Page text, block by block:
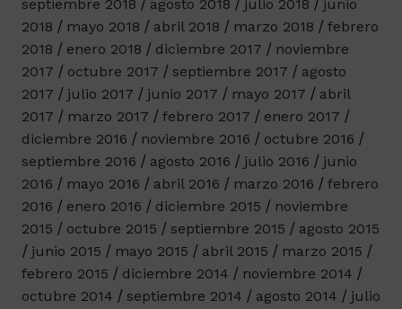
septiembre 2018
agosto 2018 julio 2018
junio
2018
mayo 2018 abril 2018 marzo 2018
febrero
2018
enero 2018 diciembre 2017
noviembre
2017
octubre 2017 septiembre 2017
agosto
2017
julio 2017 junio 2017 mayo 2017
abril
2017
marzo 2017 febrero 2017
enero 2017
diciembre 2016
noviembre 2016
octubre 2016
septiembre 2016
agosto 2016 julio 2016
junio
2016
mayo 2016 abril 2016 marzo 2016
febrero
2016
enero 2016 diciembre 2015
noviembre
2015
octubre 2015 septiembre 2015
agosto 2015
junio 2015
mayo 2015 abril 2015
marzo 2015
febrero 2015
diciembre 2014
noviembre 2014
octubre 2014
septiembre 2014 agosto 2014
julio